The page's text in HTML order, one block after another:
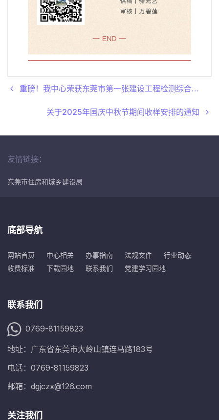
重磅！我中心荣获东莞市第一张建设工程检测综合资质
关于2025年国庆中秋节期间收样安排的通知
友情链接：
东莞市住房和城乡建设局
底部导航
网站首页 中心相关 办事指南 法规文件
行业动态
收费标准
下载园地 联系我们 党建学习园地
联系我们
0769-81159823
地址：广东省东莞市大岭山镇连马路183号
电话：0769-81159823
邮箱：dgjczx@126.com
关注我们